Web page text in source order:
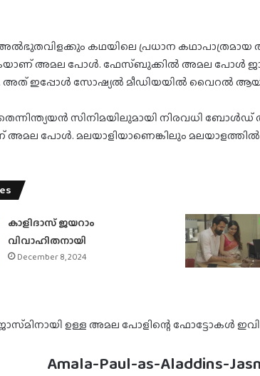
കഥയിലെ പ്രധാന കഥാപാത്രമായ
അമല പോൾ. ഫേസ്ബുക്കിൽ അമല പോൾ
അത് ഇപ്പോൾ സോഷ്യൽ മീഡിയയിൽ വൈറൽ
സിനിമയിലുമായി നിരവധി ബോൾഡ്
അമല പോൾ. മലയാളിയാണെങ്കിലും
കാളിദാസ് ജയറാം
വിവാഹിതനായി
December 8, 2024
ഉള്ള അമല പോളിന്റെ ഫോട്ടോകൾ
Amala-Paul-as-Aladdins-